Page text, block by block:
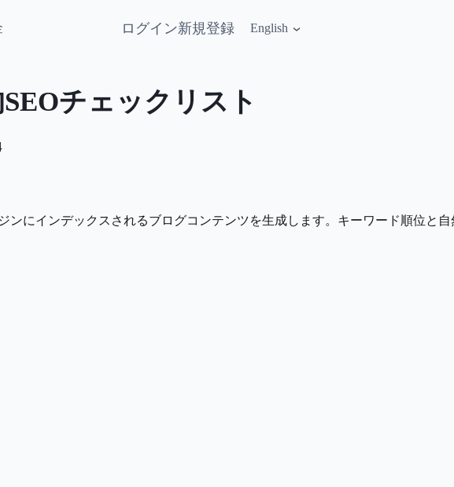
ログイン新規登録 English
チェックリスト
インデックスされるブログコンテンツを生成します。キーワード順位